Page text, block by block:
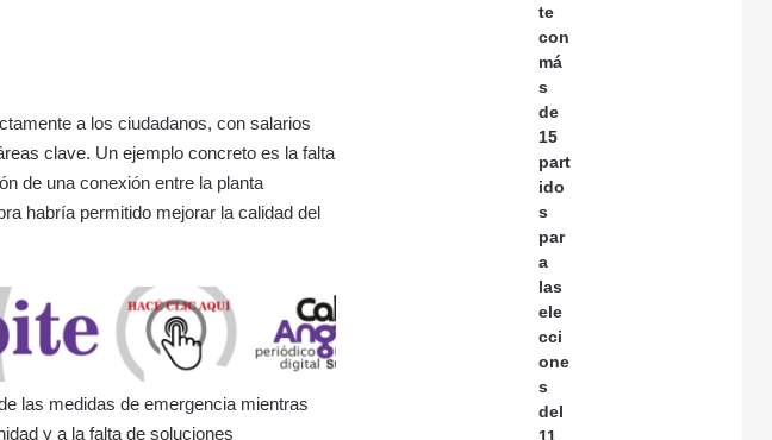
a los ciudadanos, con salarios
clave. Un ejemplo concreto es la falta
de una conexión entre la planta
habría permitido mejorar la calidad del
las medidas de emergencia mientras
y a la falta de soluciones
te
con
má
s
de
15
part
ido
s
par
a
las
ele
cci
one
s
del